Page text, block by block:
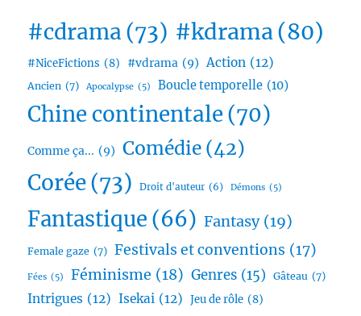
#cdrama (73) #kdrama(80)
#NiceFictions (8) #vdrama (9) Action (12)
Ancien (7) Apocalypse (5) Boucle temporelle (10)
Chine continentale (70)
Comme ça... (9) Comédie (42)
Corée(73) Droit d'auteur (6) Démons (5)
Fantastique (66) Fantasy (19)
Female gaze (7) Festivals et conventions (17)
Fées (5) Féminisme (18) Genres (15) Gâteau (7)
Intrigues (12) Isekai (12) Jeu de rôle (8)